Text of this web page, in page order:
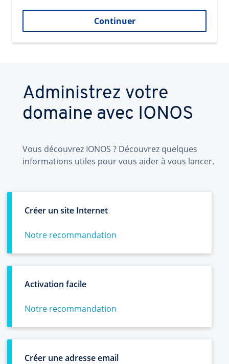
Continuer
Administrez votre
domaine avec IONOS
Vous découvrez IONOS ? Découvrez quelques
informations utiles pour vous aider à vous lancer.
Créer un site Internet
Notre recommandation
Activation facile
Notre recommandation
Créer une adresse email